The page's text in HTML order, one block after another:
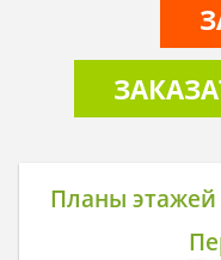
Планы этажей